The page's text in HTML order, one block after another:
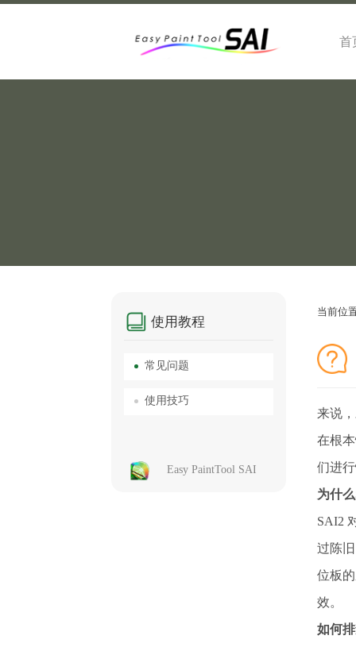
首
使用教程
常见问题
使用技巧
Easy PaintTool SAI
当前位
来说
在根
们进
为什
SAI2
过陈
位板
效。
如何